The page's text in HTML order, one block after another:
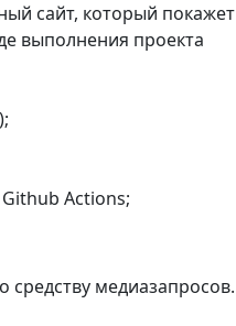
сайт, который покажет
выполнения проекта
Actions;
средству медиазапросов.